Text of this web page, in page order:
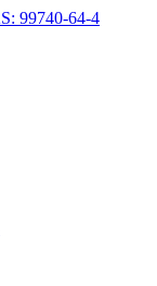
99740-64-4